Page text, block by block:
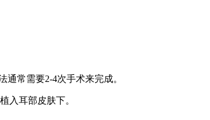
通常需要2-4次手术来完成。
入耳部皮肤下。